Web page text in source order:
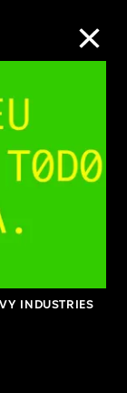
INDUSTRIES
搜索
纪视觉